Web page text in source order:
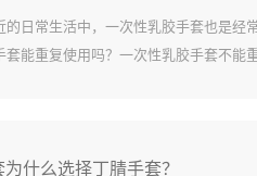
的日常生活中，一次性乳胶手套也是经
套能重复使用吗？一次性乳胶手套不能
为什么选择丁腈手套？